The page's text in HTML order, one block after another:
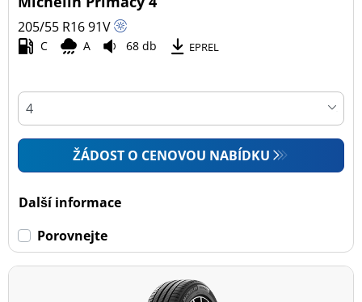
205/55 R1691V
C A 68 db EPREL
ŽÁDOST O CENOVOU NABÍDKU
Další informace
Porovnejte